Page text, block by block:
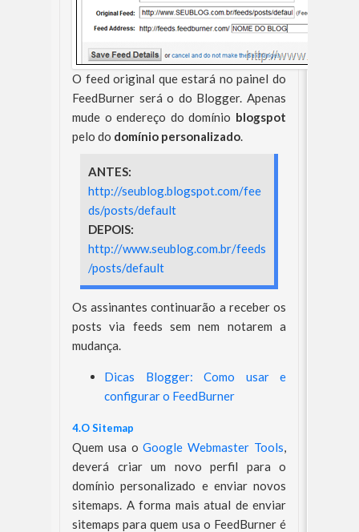
O feed original que estará no painel do
FeedBurner será o do Blogger. Apenas
mude o endereço do domínio blogspot
pelo do domínio personalizado.
ANTES:
http://seublog.blogspot.com/fee
ds/posts/default
DEPOIS:
http://www.seublog.com.br/feeds
/posts/default
Os assinantes continuarão a receber os
posts via feeds sem nem notarem a
mudança.
Dicas Blogger: Como usar e
configurar o FeedBurner
4.O Sitemap
Quem usa oGoogle Webmaster Tools,
deverá criar um novo perfil para o
domínio personalizado e enviar novos
sitemaps. A forma mais atual de enviar
sitemaps para quem usa o FeedBurner é